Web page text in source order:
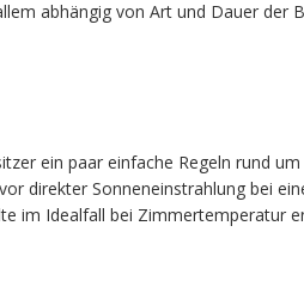
abhängig von Art und Dauer der
ein paar einfache Regeln rund
direkter Sonneneinstrahlung bei
im Idealfall bei Zimmertemperatur